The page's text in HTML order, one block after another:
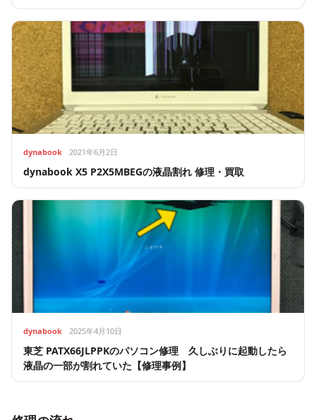
dynabook 2021年6月2日
dynabook X5 P2X5MBEGの液晶割れ 修理・買取
dynabook 2025年4月10日
東芝 PATX66JLPPKのパソコン修理 久しぶりに起動したら
液晶の一部が割れていた【修理事例】